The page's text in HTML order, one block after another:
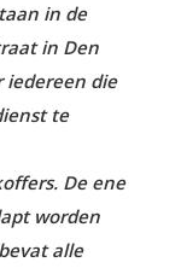
in de
in Den
iedereen die
te
De ene
worden
alle